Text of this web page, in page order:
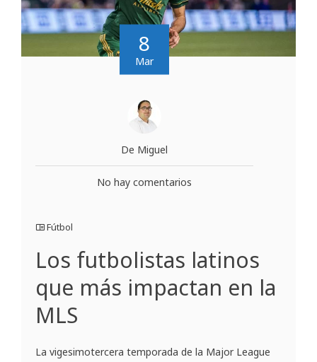
8
Mar
De Miguel
No hay comentarios
Fútbol
Los futbolistas latinos
que más impactan en la
MLS
La vigesimotercera temporada de la Major League